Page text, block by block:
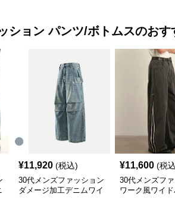
ション パンツ/ボトムスのおす
¥11,920 (税込)
30代メンズファッション
ダメージ加工デニムワイ
¥11,600 (税
30代メンズフ
ワーク風ワイ